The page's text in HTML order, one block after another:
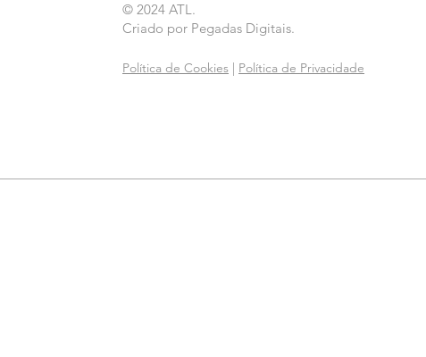
© 2024 ATL.
Criado por Pegadas Digitais.
Política de Cookies Política de Privacidade